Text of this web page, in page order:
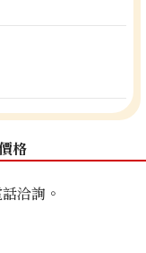
格
洽詢。